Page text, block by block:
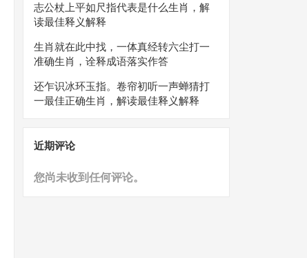
志公杖上平如尺指代表是什么生肖，解
读最佳释义解释
生肖就在此中找，一体真经转六尘打一
准确生肖，诠释成语落实作答
还乍识冰环玉指。卷帘初听一声蝉猜打
一最佳正确生肖，解读最佳释义解释
近期评论
您尚未收到任何评论。